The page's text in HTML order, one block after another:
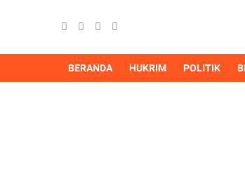
BERANDA HUKRIM POLITIK